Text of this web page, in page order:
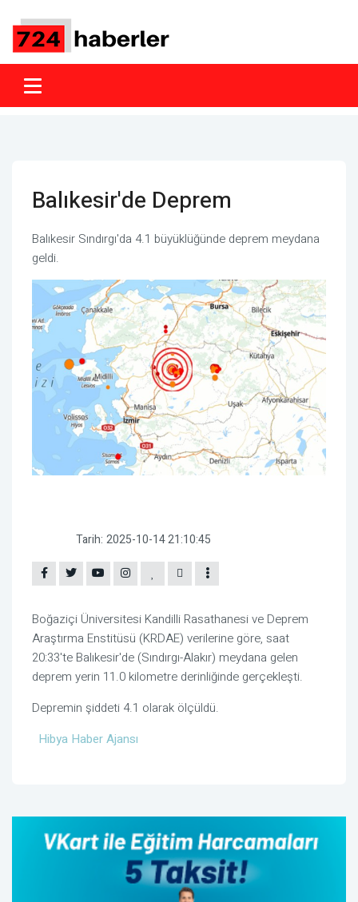
Balıkesir'de Deprem
Balıkesir Sındırgı'da 4.1 büyüklüğünde deprem meydana
geldi.
Tarih: 2025-10-14 21:10:45
Boğaziçi Üniversitesi Kandilli Rasathanesi ve Deprem
Araştırma Enstitüsü (KRDAE) verilerine göre, saat
20:33'te Balıkesir'de (Sındırgı-Alakır) meydana gelen
deprem yerin 11.0 kilometre derinliğinde gerçekleşti.
Depremin şiddeti 4.1 olarak ölçüldü.
Hibya Haber Ajansı